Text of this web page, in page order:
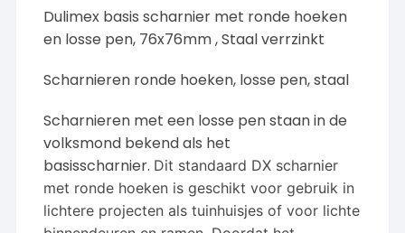
Dulimex basis scharnier met ronde hoeken
en losse pen, 76x76mm , Staal verrzinkt
Scharnieren ronde hoeken, losse pen, staal
Scharnieren met een losse pen staan in de
volksmond bekend als het
basisscharnier. Dit standaard DX scharnier
met ronde hoeken is geschikt voor gebruik in
lichtere projecten als tuinhuisjes of voor lichte